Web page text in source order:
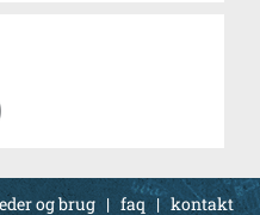
og brug | faq | kontakt